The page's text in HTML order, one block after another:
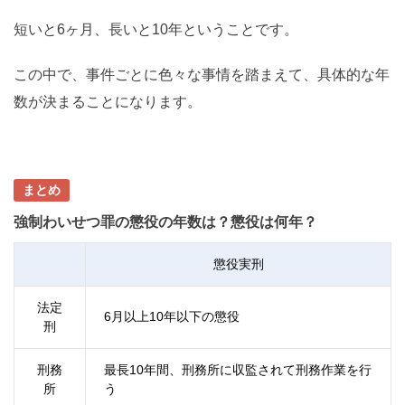
短いと6ヶ月、長いと10年ということです。
この中で、事件ごとに色々な事情を踏まえて、具体的な年
数が決まることになります。
まとめ
強制わいせつ罪の懲役の年数は？懲役は何年？
懲役実刑
法定
刑
6月以上10年以下の懲役
刑務
所
最長10年間、刑務所に収監されて刑務作業を行
う